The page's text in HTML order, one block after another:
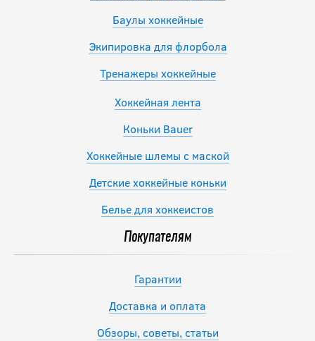
Баулы хоккейные
Экипировка для флорбола
Тренажеры хоккейные
Хоккейная лента
Коньки Bauer
Хоккейные шлемы с маской
Детские хоккейные коньки
Белье для хоккеистов
Покупателям
Гарантии
Доставка и оплата
Обзоры, советы, статьи